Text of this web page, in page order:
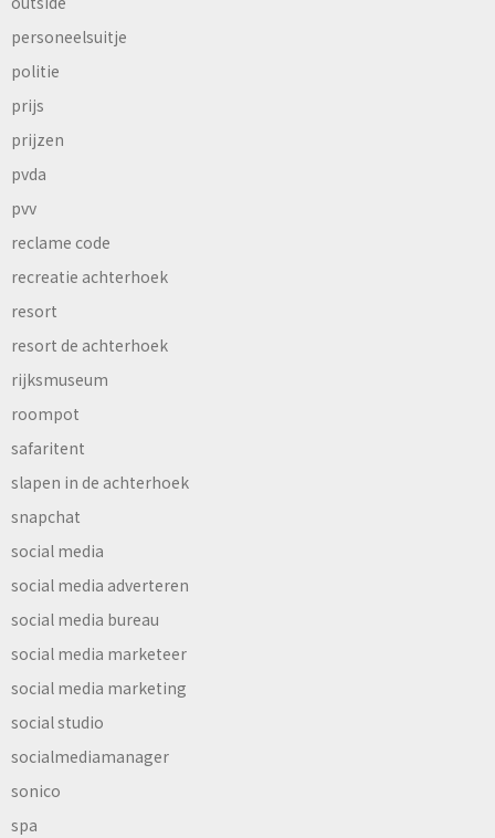
personeelsuitje
politie
prijs
prijzen
pvda
pvv
reclame code
recreatie achterhoek
resort
resort de achterhoek
rijksmuseum
roompot
safaritent
slapen in de achterhoek
snapchat
social media
social media adverteren
social media bureau
social media marketeer
social media marketing
social studio
socialmediamanager
sonico
spa